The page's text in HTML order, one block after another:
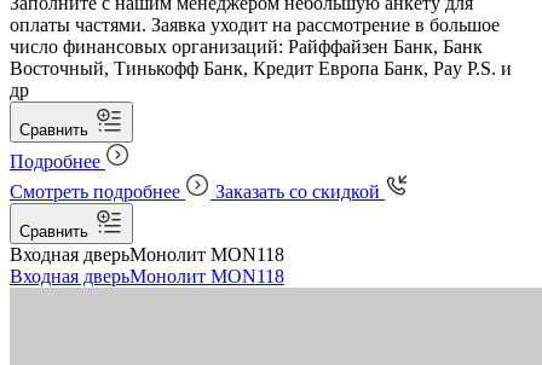
оплаты частями. Заявка уходит на рассмотрение в большое
число финансовых организаций: Райффайзен Банк, Банк
Восточный, Тинькофф Банк, Кредит Европа Банк, Pay P.S. и
др
Сравнить
Подробнее
Смотреть подробнее
Заказать со скидкой
Сравнить
Входная дверьМонолит MON118
Входная дверьМонолит MON118